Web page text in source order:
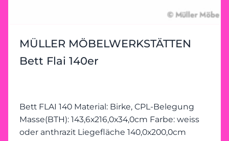
MÜLLER MÖBELWERKSTÄTTEN
Bett Flai 140er
Bett FLAI 140 Material: Birke, CPL-Belegung
Masse(BTH): 143,6x216,0x34,0cm Farbe: weiss
oder anthrazit Liegefläche 140,0x200,0cm